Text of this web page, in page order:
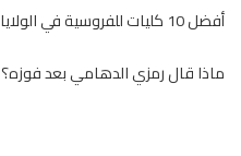
أفضل 10 كليات للفروسية في الولايات المتحدة
ماذا قال رمزي الدهامي بعد فوزه؟